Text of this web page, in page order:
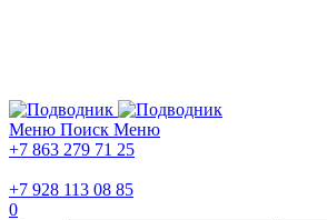
Меню Поиск Меню
+7 863 279 71 25
+7 928 113 08 85
0